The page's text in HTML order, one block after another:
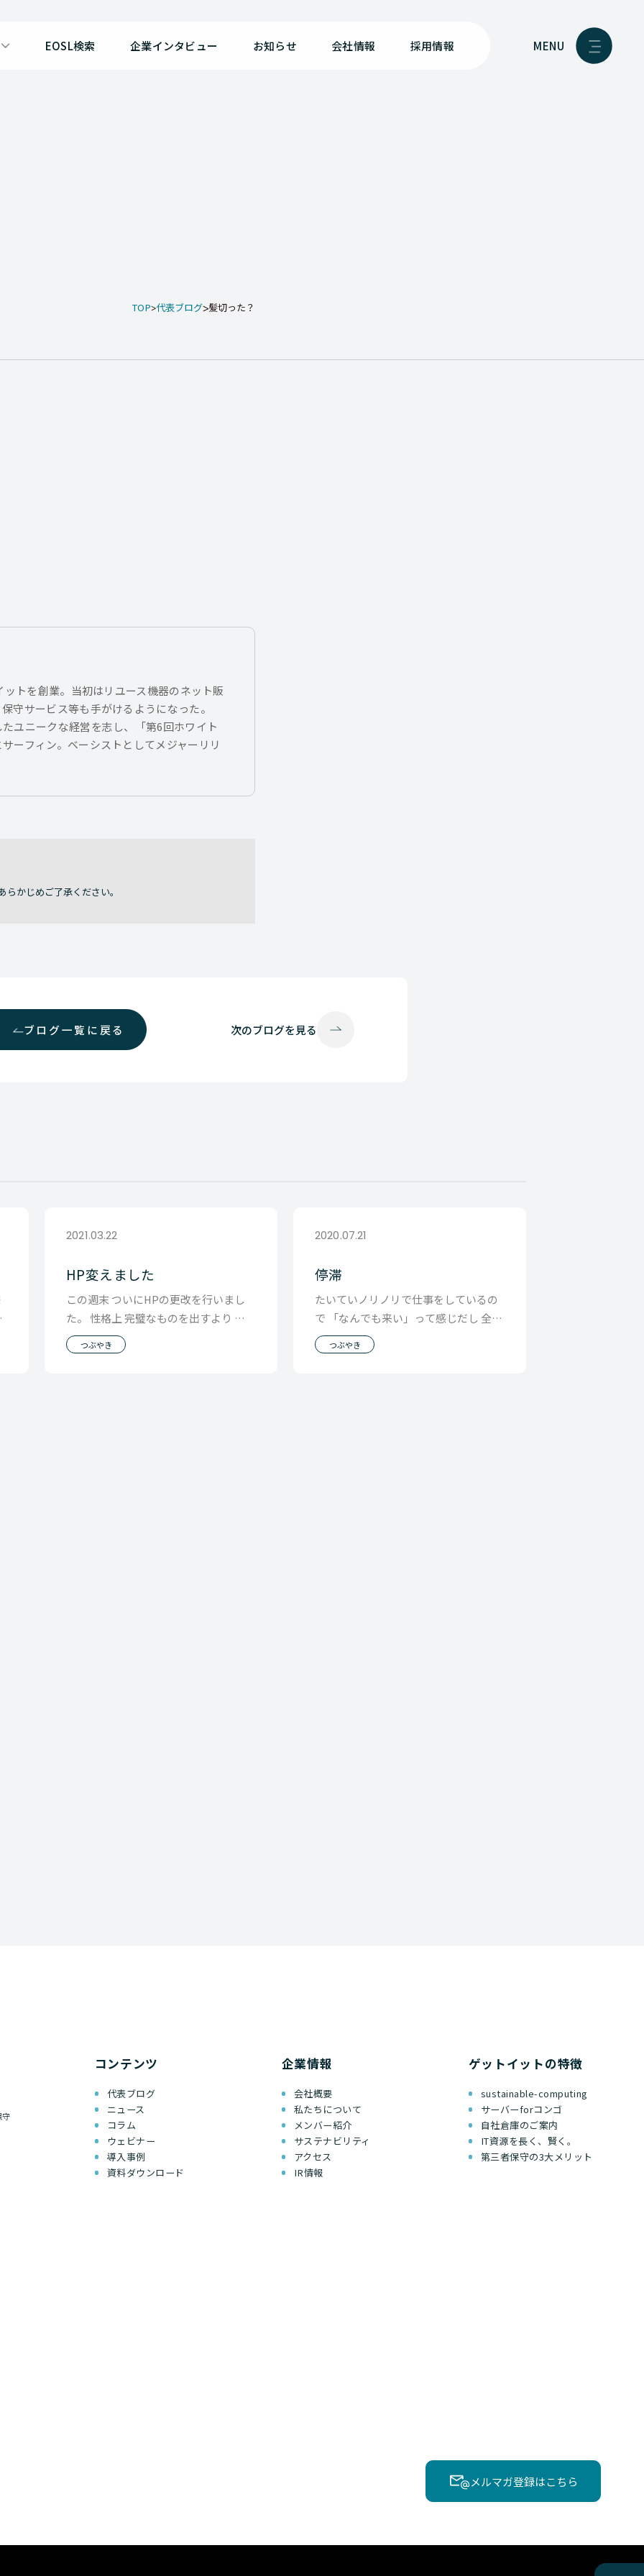
EOSL検索 企業インタビュー お知らせ 会社情報 採用情報 MENU
TOP 代表ブログ 髪切った？
トを創業。当初はリユース機器のネット販
守サービス等も手がけるようになった。
ユニークな経営を志し、「第6回ホワイト
ーフィン。ベーシストとしてメジャーリリ
かじめご了承ください。
ブログ一覧に戻る 次のブログを見る
2021.03.22
HP変えました
この週末 ついにHPの更改を行いまし
た。 性格上 完璧なものを出すより 完
成形の半分すぎたら公開してしまい あ
とは走りな
つぶやき
2020.07.21
停滞
たいていノリノリで仕事をしているの
で 「なんでも来い」って感じだし 全部
やれることはやっとくからと思って仕
事をしてるので
つぶやき
守
コンテンツ
代表ブログ
ニュース
コラム
ウェビナー
導入事例
資料ダウンロード
企業情報
会社概要
私たちについて
メンバー紹介
サステナビリティ
アクセス
IR情報
ゲットイットの特徴
sustainable-computing
サーバーforコンゴ
自社倉庫のご案内
IT資源を長く、賢く。
第三者保守の3大メリット
メルマガ登録はこちら